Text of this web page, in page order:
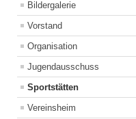
Bildergalerie
Vorstand
Organisation
Jugendausschuss
Sportstätten
Vereinsheim